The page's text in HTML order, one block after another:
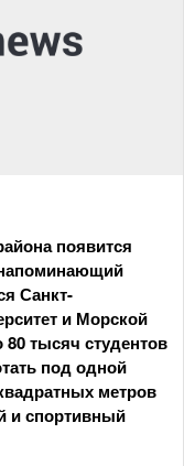
появится
Санкт-
и Морской
тысяч студентов
под одной
метров
и спортивный